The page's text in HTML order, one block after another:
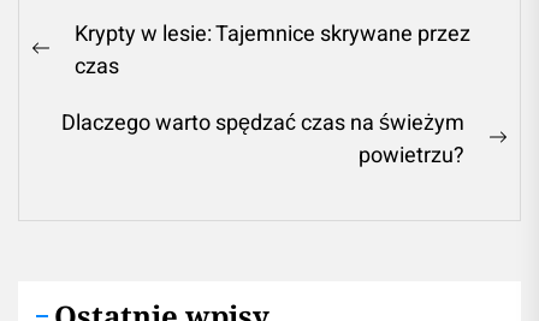
Nawigacja
wpisu
Previous
Krypty w lesie: Tajemnice skrywane przez
czas
Dlaczego warto spędzać czas na świeżym
powietrzu?